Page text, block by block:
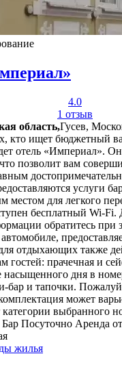
4.0
1 отзыв
область,Гусев,
кто ищет бюджетный
отель «Империал».
позволит вам
услуги
местом для легкого
бесплатный Wi-Fi.
обратитесь при
отдыхающих также
гостей: прачечная и
насыщенного дня в
бар и тапочки.
может
категории выбранного
Бар Посуточно Аренда
жилья